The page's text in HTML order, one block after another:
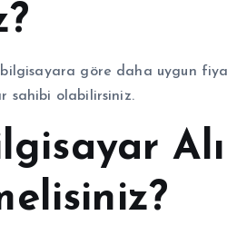
göre daha uygun
sahibi olabilirsiniz.